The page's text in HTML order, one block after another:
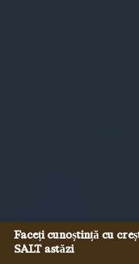
Faceți cunoștință cu
SALT astăzi